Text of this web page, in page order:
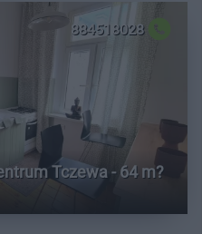
884518028
Tczewa - 64 m?